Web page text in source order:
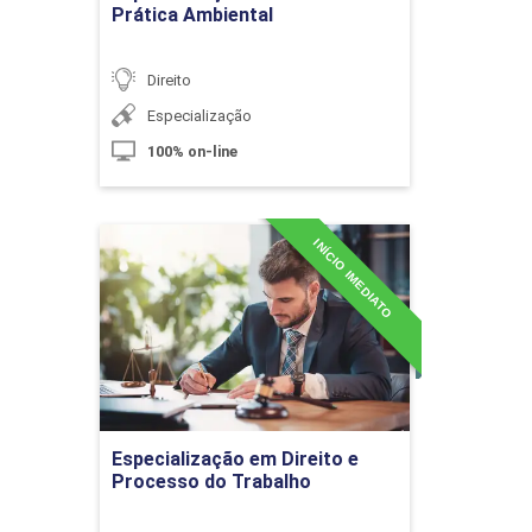
Dos Crimes Contra a Administração
da Justiça
10h
Dos Crimes Contra a Honra
Prática Ambiental
Direito
Especialização
100% on-line
Especialização em Direito e
Processo do Trabalho
INÍCIO IMEDIATO
Especialização em Direito e
Processo do Trabalho
Detalhes do curso
Ir para Inscrição